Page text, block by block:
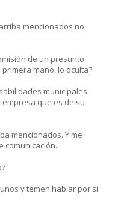
mencionados no
de un presunto
mano, lo oculta?
municipales
que es de su
mencionados. Y me
comunicación.
y temen hablar por si